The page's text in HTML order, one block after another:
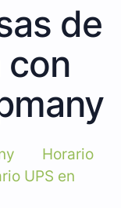
de
con
Horario
UPS en